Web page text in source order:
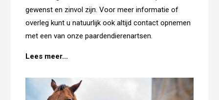
gewenst en zinvol zijn. Voor meer informatie of
overleg kunt u natuurlijk ook altijd contact opnemen
met een van onze paardendierenartsen.
Lees meer...